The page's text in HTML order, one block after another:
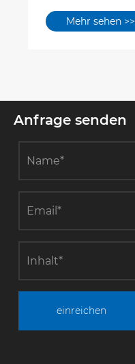
Mehr sehen >>
Anfrage senden
einreichen